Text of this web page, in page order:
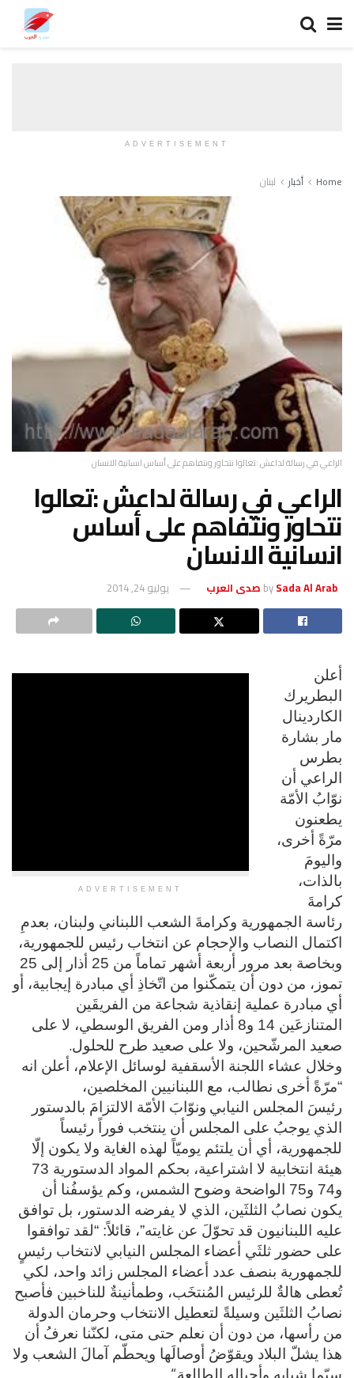
ADVERTISEMENT
Home أخبار لبنان
الراعي في رسالة لداعش :تعالوا نتحاور ونتفاهم على أساس انسانية الانسان
الراعي في رسالة لداعش :تعالوا
نتحاور ونتفاهم على أساس
انسانية الانسان
bySada Al Arab صدى العرب يوليو 24, 2014
ADVERTISEMENT
أعلن
البطريرك
الكاردينال
مار بشارة
بطرس
الراعي أن
نوّابُ الأمّة
يطعنون
مرّةً أخرى،
واليومَ
بالذات،
كرامةَ
رئاسة الجمهورية وكرامةَ الشعب اللبناني ولبنان، بعدمِ
اكتمال النصاب والإحجام عن انتخاب رئيس للجمهورية،
وبخاصة بعد مرور أربعة أشهر تماماً من 25 أذار إلى 25
تموز، من دون أن يتمكّنوا من اتّخاذِ أي مبادرة إيجابية، أو
أي مبادرة عملية إنقاذية شجاعة من الفريقَين
المتنازعَين 14 و8 أذار ومن الفريق الوسطي، لا على
صعيد المرشّحين، ولا على صعيد طرح للحلول.
وخلال عشاء اللجنة الأسقفية لوسائل الإعلام، أعلن انه
“مرّةً أخرى نطالب، مع اللبنانيين المخلصين،
رئيسَ المجلس النيابي ونوّابَ الأمّة الالتزامَ بالدستور
الذي يوجبُ على المجلس أن ينتخب فوراً رئيساً
للجمهورية، أي أن يلتئم يوميّاً لهذه الغاية ولا يكون إلّا
هيئة انتخابية لا اشتراعية، بحكم المواد الدستورية 73
و74 و75 الواضحة وضوح الشمس، وكم يؤسفُنا أن
يكون نصابُ الثلثَين، الذي لا يفرضه الدستور، بل توافق
عليه اللبنانيون قد تحوّلَ عن غايته”، قائلاً: “لقد توافقوا
على حضور ثلثَي أعضاء المجلس النيابي لانتخاب رئيسٍ
للجمهورية بنصف عدد أعضاء المجلس زائد واحد، لكي
تُعطى هالةٌ للرئيس المُنتخَب، وطمأنينةٌ للناخبين فأصبح
نصابُ الثلثَين وسيلةً لتعطيل الانتخاب وحرمان الدولة
من رأسها، من دون أن نعلم حتى متى، لكنّنا نعرفُ أن
هذا يشلّ البلاد ويقوّضُ أوصالَها ويحطّم آمالَ الشعب ولا
سيّما شبابه وأجياله الطالعة